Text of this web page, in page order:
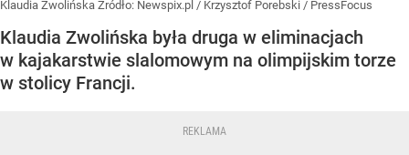
Klaudia Zwolińska Źródło: Newspix.pl / Krzysztof Porebski / PressFocus
Klaudia Zwolińska była druga w eliminacjach
w kajakarstwie slalomowym na olimpijskim torze
w stolicy Francji.